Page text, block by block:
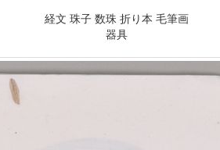
経文 珠子 数珠 折り本 毛筆画
器具